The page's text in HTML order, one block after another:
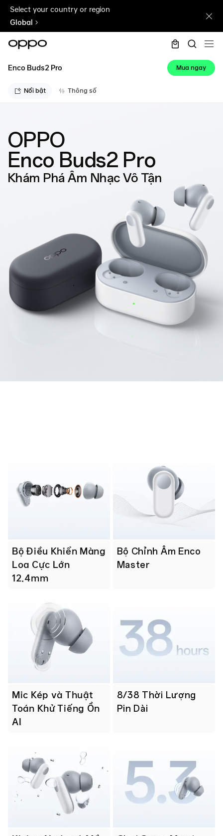
Select your country or region
Global
Enco Buds2 Pro Mua ngay
Nổi bật Thông số
OPPO
Enco Buds2 Pro
Khám Phá Âm Nhạc Vô Tận
Bộ Điều Khiển Màng
Loa Cực Lớn
12.4mm
Bộ Chỉnh Âm Enco
Master
Mic Kép và Thuật
Toán Khử Tiếng Ồn
AI
8/38 Thời Lượng
Pin Dài